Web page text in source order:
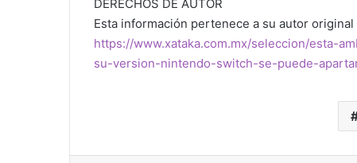
DERECHOS DE AUTOR
Esta información pertenece a su autor
https://www.xataka.com.mx/seleccion/esta-
su-version-nintendo-switch-se-puede-